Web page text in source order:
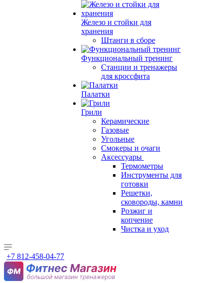
Железо и стойки для
хранения
Штанги в сборе
Функциональный тренинг
Станции и тренажеры
для кроссфита
Палатки
Грили
Керамические
Газовые
Угольные
Смокеры и очаги
Аксессуары
Термометры
Инструменты для
готовки
Решетки,
сковороды, камни
Розжиг и
копчение
Чистка и уход
+7 812-458-04-77